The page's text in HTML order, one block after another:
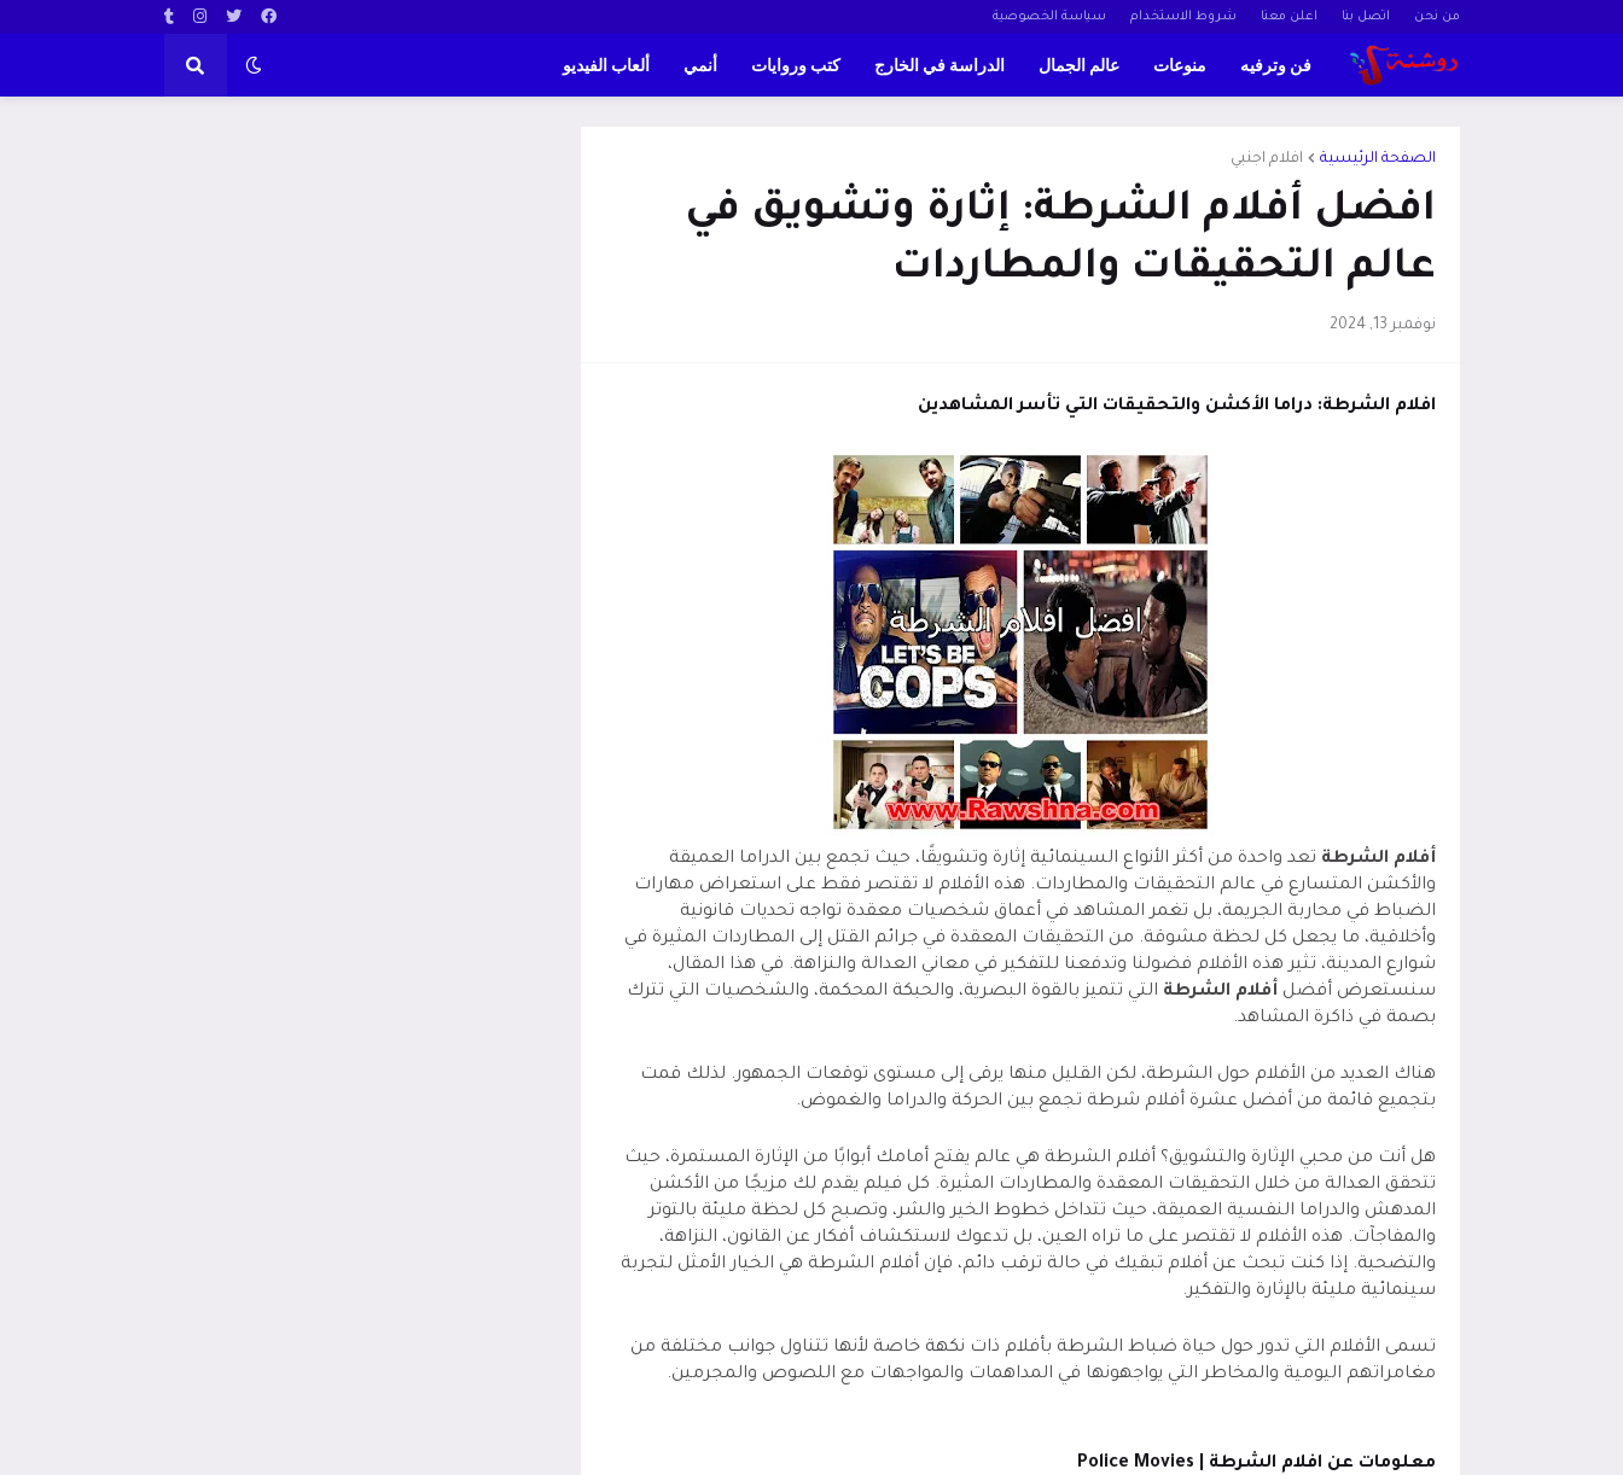
من نحن اتصل بنا اعلن معنا شروط الاستخدام سياسة الخصوصية
فن وترفيه منوعات عالم الجمال الدراسة في الخارج كتب وروايات أنمي ألعاب الفيديو
الصفحة الرئيسية افلام اجنبي
افضل أفلام الشرطة: إثارة وتشويق في
عالم التحقيقات والمطاردات
نوفمبر 13, 2024
افلام الشرطة: دراما الأكشن والتحقيقات التي تأسر المشاهدين
أفلام الشرطة تعد واحدة من أكثر الأنواع السينمائية إثارة وتشويقًا، حيث تجمع بين الدراما العميقة
والأكشن المتسارع في عالم التحقيقات والمطاردات. هذه الأفلام لا تقتصر فقط على استعراض مهارات
الضباط في محاربة الجريمة، بل تغمر المشاهد في أعماق شخصيات معقدة تواجه تحديات قانونية
وأخلاقية، ما يجعل كل لحظة مشوقة. من التحقيقات المعقدة في جرائم القتل إلى المطاردات المثيرة في
شوارع المدينة، تثير هذه الأفلام فضولنا وتدفعنا للتفكير في معاني العدالة والنزاهة. في هذا المقال،
سنستعرض أفضل أفلام الشرطة التي تتميز بالقوة البصرية، والحبكة المحكمة، والشخصيات التي تترك
بصمة في ذاكرة المشاهد.
هناك العديد من الأفلام حول الشرطة، لكن القليل منها يرقى إلى مستوى توقعات الجمهور. لذلك قمت
بتجميع قائمة من أفضل عشرة أفلام شرطة تجمع بين الحركة والدراما والغموض.
هل أنت من محبي الإثارة والتشويق؟ أفلام الشرطة هي عالم يفتح أمامك أبوابًا من الإثارة المستمرة، حيث
تتحقق العدالة من خلال التحقيقات المعقدة والمطاردات المثيرة. كل فيلم يقدم لك مزيجًا من الأكشن
المدهش والدراما النفسية العميقة، حيث تتداخل خطوط الخير والشر، وتصبح كل لحظة مليئة بالتوتر
والمفاجآت. هذه الأفلام لا تقتصر على ما تراه العين، بل تدعوك لاستكشاف أفكار عن القانون، النزاهة،
والتضحية. إذا كنت تبحث عن أفلام تبقيك في حالة ترقب دائم، فإن أفلام الشرطة هي الخيار الأمثل لتجربة
سينمائية مليئة بالإثارة والتفكير.
تسمى الأفلام التي تدور حول حياة ضباط الشرطة بأفلام ذات نكهة خاصة لأنها تتناول جوانب مختلفة من
مغامراتهم اليومية والمخاطر التي يواجهونها في المداهمات والمواجهات مع اللصوص والمجرمين.
معلومات عن افلام الشرطة | Police Movies